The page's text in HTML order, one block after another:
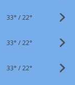
33° /22°
33° /22°
33° /22°